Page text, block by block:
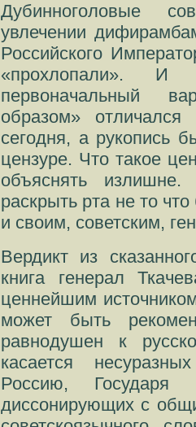
Дубинноголовые
увлечении
Российского
«прохлопали».
первоначальный
образом»
сегодня, а рукопись
цензуре. Что такое
объяснять
раскрыть рта не то
и своим, советским,
Вердикт из
книга генерал
ценнейшим
может быть
равнодушен к
касается
Россию,
диссонирующих с